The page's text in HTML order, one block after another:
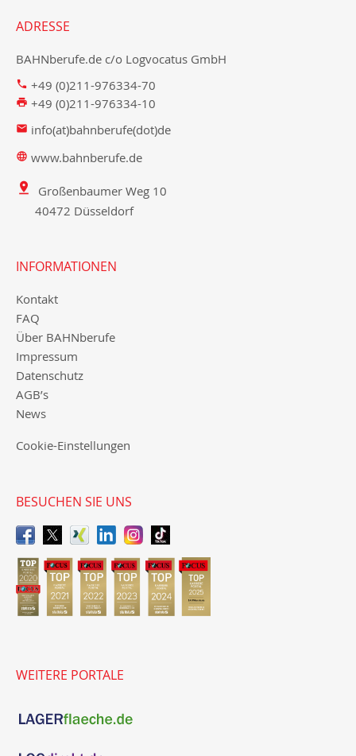
ADRESSE
BAHNberufe.de c/o Logvocatus GmbH
+49 (0)211-976334-70
+49 (0)211-976334-10
info(at)bahnberufe(dot)de
www.bahnberufe.de
Großenbaumer Weg 10
40472 Düsseldorf
INFORMATIONEN
Kontakt
FAQ
Über BAHNberufe
Impressum
Datenschutz
AGB’s
News
Cookie-Einstellungen
BESUCHEN SIE UNS
WEITERE PORTALE